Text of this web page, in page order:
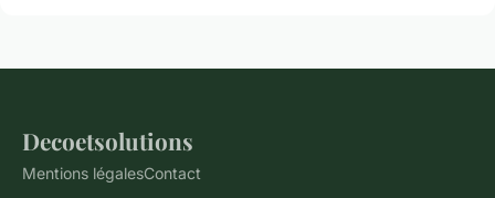
Decoetsolutions
Mentions légalesContact